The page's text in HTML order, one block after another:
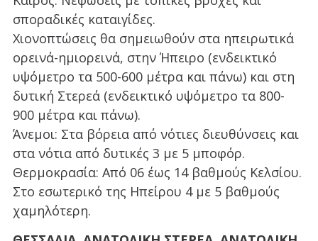
σποραδικές καταιγίδες.
Χιονοπτώσεις θα σημειωθούν στα ηπειρωτικά
ορεινά-ημιορεινά, στην Ήπειρο (ενδεικτικό
υψόμετρο τα 500-600 μέτρα και πάνω) και στη
δυτική Στερεά (ενδεικτικό υψόμετρο τα 800-
900 μέτρα και πάνω).
Άνεμοι: Στα βόρεια από νότιες διευθύνσεις και
στα νότια από δυτικές 3 με 5 μποφόρ.
Θερμοκρασία: Από 06 έως 14 βαθμούς Κελσίου.
Στο εσωτερικό της Ηπείρου 4 με 5 βαθμούς
χαμηλότερη.